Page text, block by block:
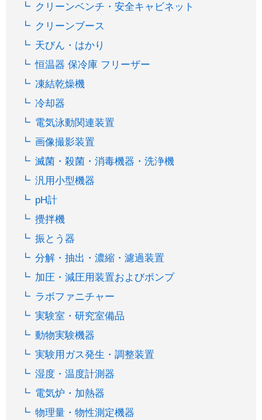
クリーンベンチ・安全キャビネット
クリーンブース
天びん・はかり
恒温器 保冷庫 フリーザー
凍結乾燥機
冷却器
電気泳動関連装置
画像撮影装置
滅菌・殺菌・消毒機器・洗浄機
汎用小型機器
pH計
攪拌機
振とう器
分解・抽出・濃縮・濾過装置
加圧・減圧用装置およびポンプ
ラボファニチャー
実験室・研究室備品
動物実験機器
実験用ガス発生・調整装置
湿度・温度計測器
電気炉・加熱器
物理量・物性測定機器